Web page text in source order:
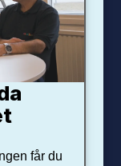
får du